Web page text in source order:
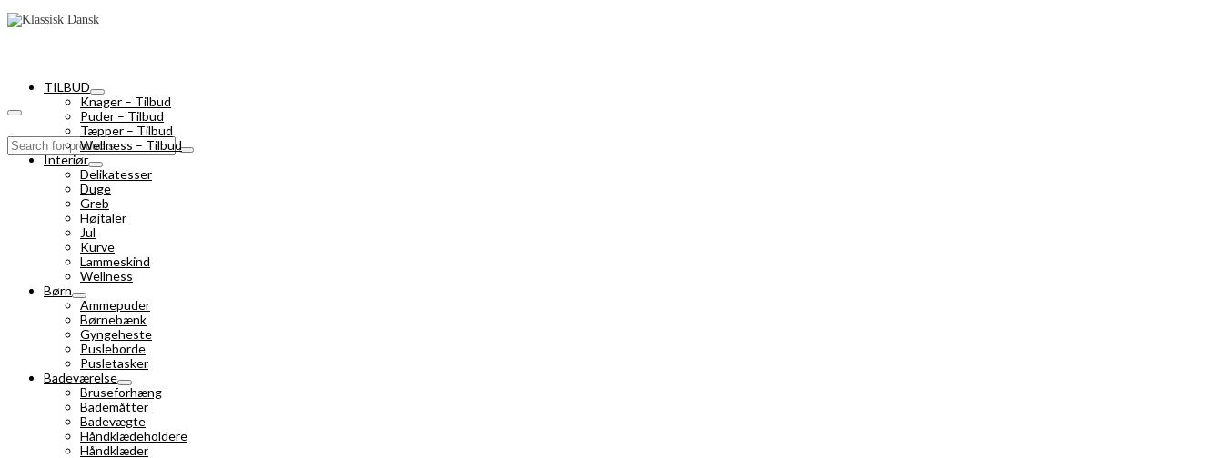
Search
for:
TILBUD
Knager – Tilbud
Puder – Tilbud
Tæpper – Tilbud
Wellness – Tilbud
Interiør
Delikatesser
Duge
Greb
Højtaler
Jul
Kurve
Lammeskind
Wellness
Børn
Ammepuder
Børnebænk
Gyngeheste
Pusleborde
Pusletasker
Badeværelse
Bruseforhæng
Bademåtter
Badevægte
Håndklædeholdere
Håndklæder